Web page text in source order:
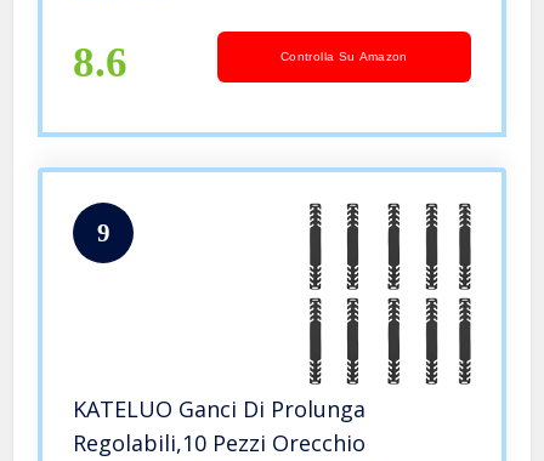
8.6 Controlla Su Amazon
9
KATELUO Ganci Di Prolunga
Regolabili,10 Pezzi Orecchio